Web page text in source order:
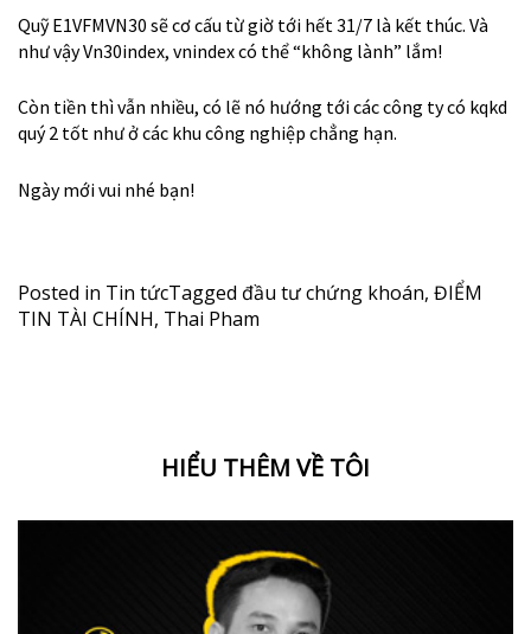
Quỹ E1VFMVN30 sẽ cơ cấu từ giờ tới hết 31/7 là kết thúc. Và
như vậy Vn30index, vnindex có thể “không lành” lắm!
Còn tiền thì vẫn nhiều, có lẽ nó hướng tới các công ty có kqkd
quý 2 tốt như ở các khu công nghiệp chẳng hạn.
Ngày mới vui nhé bạn!
Posted in Tin tứcTagged đầu tư chứng khoán, ĐIỂM
TIN TÀI CHÍNH, Thai Pham
HIỂU THÊM VỀ TÔI